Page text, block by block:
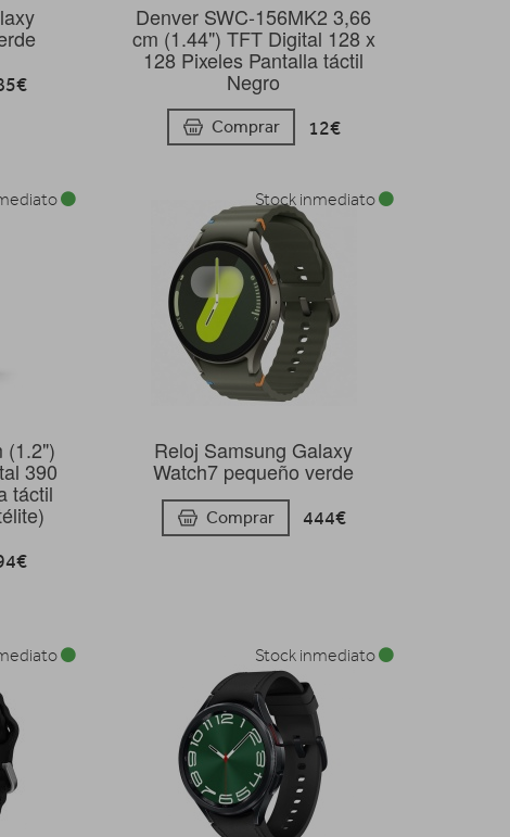
Denver SWC-156MK2 3,66
cm (1.44") TFT Digital 128 x
128 Pixeles Pantalla táctil
Negro
Comprar 12€
(1.2")
390
táctil
Reloj Samsung Galaxy
Watch7 pequeño verde
Comprar 444€
Stock inmediato
Stock inmediato